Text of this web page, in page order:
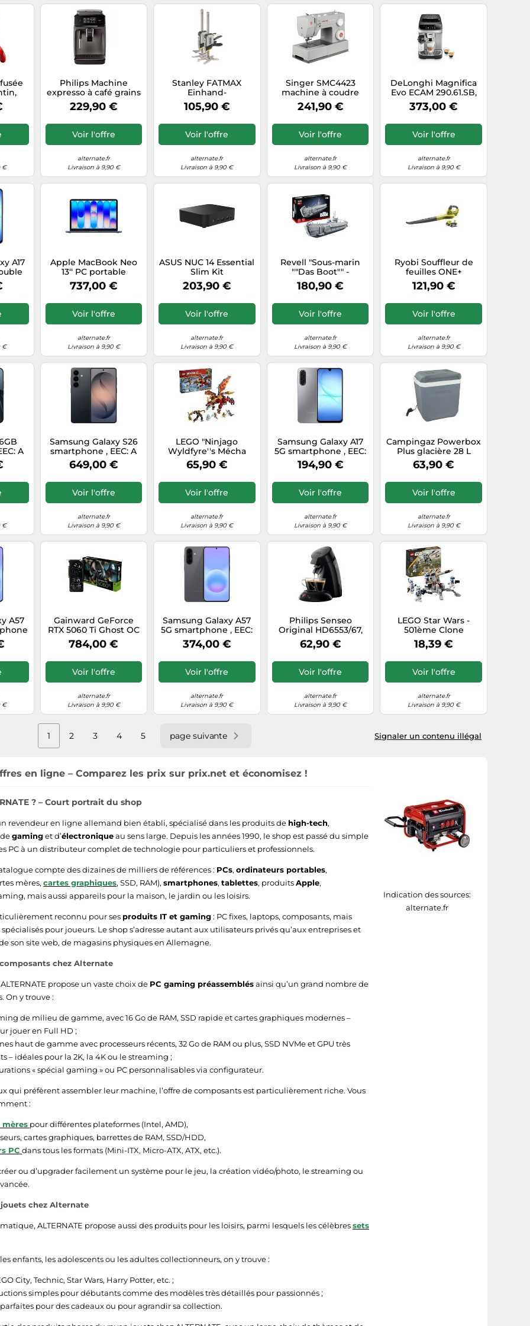
€
Philips Machine
expresso à café grains
avec broyeur, Machine
à café/Espresso
229,90 €
Voir l'offre
alternate.fr
Livraison à 9,90 €
Stanley FATMAX
Einhand-
Montagewerkzeug
Tradelift, pack double,
105,90 €
Voir l'offre
alternate.fr
Livraison à 9,90 €
Singer SMC4423
machine à coudre
Machine à coudre
automatique
241,90 €
Voir l'offre
alternate.fr
Livraison à 9,90 €
DeLonghi Magnifica
Evo ECAM 290.61.SB,
Machine à
café/Espresso
373,00 €
Voir l'offre
alternate.fr
Livraison à 9,90 €
A17
Go
A
€
Apple MacBook Neo
13‘‘ PC portable
737,00 €
Voir l'offre
alternate.fr
Livraison à 9,90 €
ASUS NUC 14 Essential
Slim Kit
RNUC14MNK1500002,
Barebone
203,90 €
Voir l'offre
alternate.fr
Livraison à 9,90 €
Revell "Sous-marin
""Das Boot"" -
Système de briques,
Jouets de
180,90 €
Voir l'offre
alternate.fr
Livraison à 9,90 €
Ryobi Souffleur de
feuilles ONE+
RBL1820S40F, 18 volts
121,90 €
Voir l'offre
alternate.fr
Livraison à 9,90 €
A
€
Samsung Galaxy S26
smartphone , EEC: A
649,00 €
Voir l'offre
alternate.fr
Livraison à 9,90 €
LEGO "Ninjago
Wyldfyre''s Mécha
Dragon, Jouets de
construction"
65,90 €
Voir l'offre
alternate.fr
Livraison à 9,90 €
Samsung Galaxy A17
5G smartphone , EEC:
B
194,90 €
Voir l'offre
alternate.fr
Livraison à 9,90 €
Campingaz Powerbox
Plus glacière 28 L
Electrique Gris
63,90 €
Voir l'offre
alternate.fr
Livraison à 9,90 €
A57
€
Gainward GeForce
RTX 5060 Ti Ghost OC
16GB, Carte graphique
784,00 €
Voir l'offre
alternate.fr
Livraison à 9,90 €
Samsung Galaxy A57
5G smartphone , EEC:
A
374,00 €
Voir l'offre
alternate.fr
Livraison à 9,90 €
Philips Senseo
Original HD6553/67,
Padmaschine
62,90 €
Voir l'offre
alternate.fr
Livraison à 9,90 €
LEGO Star Wars -
501ème Clone
Troopers Battle Pack,
Jouets de
18,39 €
Voir l'offre
alternate.fr
Livraison à 9,90 €
Signaler un contenu illégal
1 2 3 4 5 page suivante
Indication des sources:
alternate.fr
en ligne – Comparez les prix sur prix.net et économisez !
? – Court portrait du shop
revendeur en ligne allemand bien établi, spécialisé dans les produits de high-tech,
gaminget d’électroniqueau sens large. Depuis les années 1990, le shop est passé du simple
PC à un distributeur complet de technologie pour particuliers et professionnels.
compte des dizaines de milliers de références : PCs, ordinateurs portables,
mères, cartes graphiques, SSD, RAM), smartphones, tablettes, produitsApple,
mais aussi appareils pour la maison, le jardin ou les loisirs.
reconnu pour ses produits IT et gaming: PC fixes, laptops, composants, mais
spécialisés pour joueurs. Le shop s’adresse autant aux utilisateurs privés qu’aux entreprises et
son site web, de magasins physiques en Allemagne.
chez Alternate
propose un vaste choix de PC gaming préassemblésainsi qu’un grand nombre de
On y trouve :
de milieu de gamme, avec 16 Go de RAM, SSD rapide et cartes graphiques modernes –
jouer en Full HD ;
haut de gamme avec processeurs récents, 32 Go de RAM ou plus, SSD NVMe et GPU très
– idéales pour la 2K, la 4K ou le streaming ;
« spécial gaming » ou PC personnalisables via configurateur.
qui préfèrent assembler leur machine, l’offre de composants est particulièrement riche. Vous
:
mères pour différentes plateformes (Intel, AMD),
cartes graphiques, barrettes de RAM, SSD/HDD,
PC dans tous les formats (Mini-ITX, Micro-ATX, ATX, etc.).
ou d’upgrader facilement un système pour le jeu, la création vidéo/photo, le streaming ou
jouets chez Alternate
ALTERNATE propose aussi des produits pour les loisirs, parmi lesquels les célèbressets
enfants, les adolescents ou les adultes collectionneurs, on y trouve :
City, Technic, Star Wars, Harry Potter, etc. ;
simples pour débutants comme des modèles très détaillés pour passionnés ;
pour des cadeaux ou pour agrandir sa collection.